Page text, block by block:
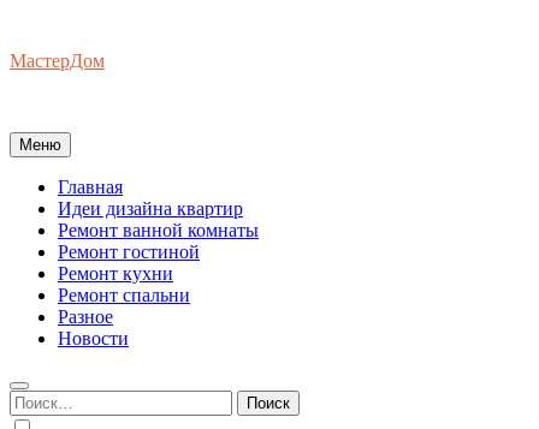
содержимому
МастерДом
Меню
Главная
Идеи дизайна квартир
Ремонт ванной комнаты
Ремонт гостиной
Ремонт кухни
Ремонт спальни
Разное
Новости
Найти: